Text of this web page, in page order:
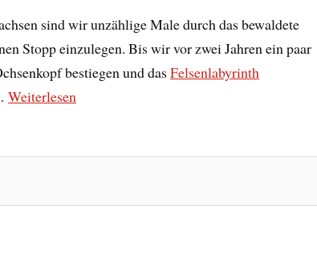
sind wir unzählige Male durch das bewaldete
Stopp einzulegen. Bis wir vor zwei Jahren ein paar
bestiegen und dasFelsenlabyrinth
Weiterlesen